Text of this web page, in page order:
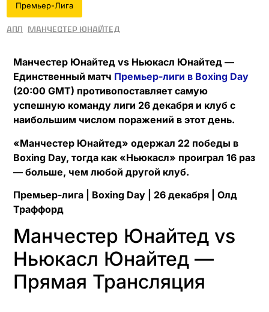
Премьер-Лига
АПЛ Манчестер Юнайтед
Манчестер Юнайтед vs Ньюкасл Юнайтед —
Единственный матч Премьер-лиги в Boxing Day
(20:00 GMT) противопоставляет самую
успешную команду лиги 26 декабря и клуб с
наибольшим числом поражений в этот день.
«Манчестер Юнайтед» одержал 22 победы в
Boxing Day, тогда как «Ньюкасл» проиграл 16 раз
— больше, чем любой другой клуб.
Премьер-лига | Boxing Day | 26 декабря | Олд
Траффорд
Манчестер Юнайтед vs
Ньюкасл Юнайтед —
Прямая Трансляция